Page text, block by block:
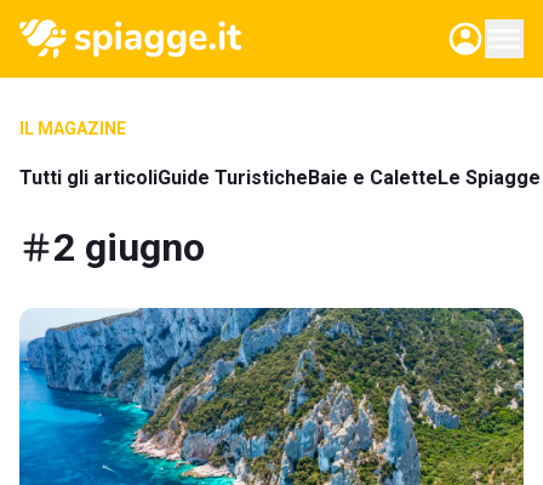
IL MAGAZINE
Tutti gli articoliGuide TuristicheBaie e CaletteLe
2 giugno